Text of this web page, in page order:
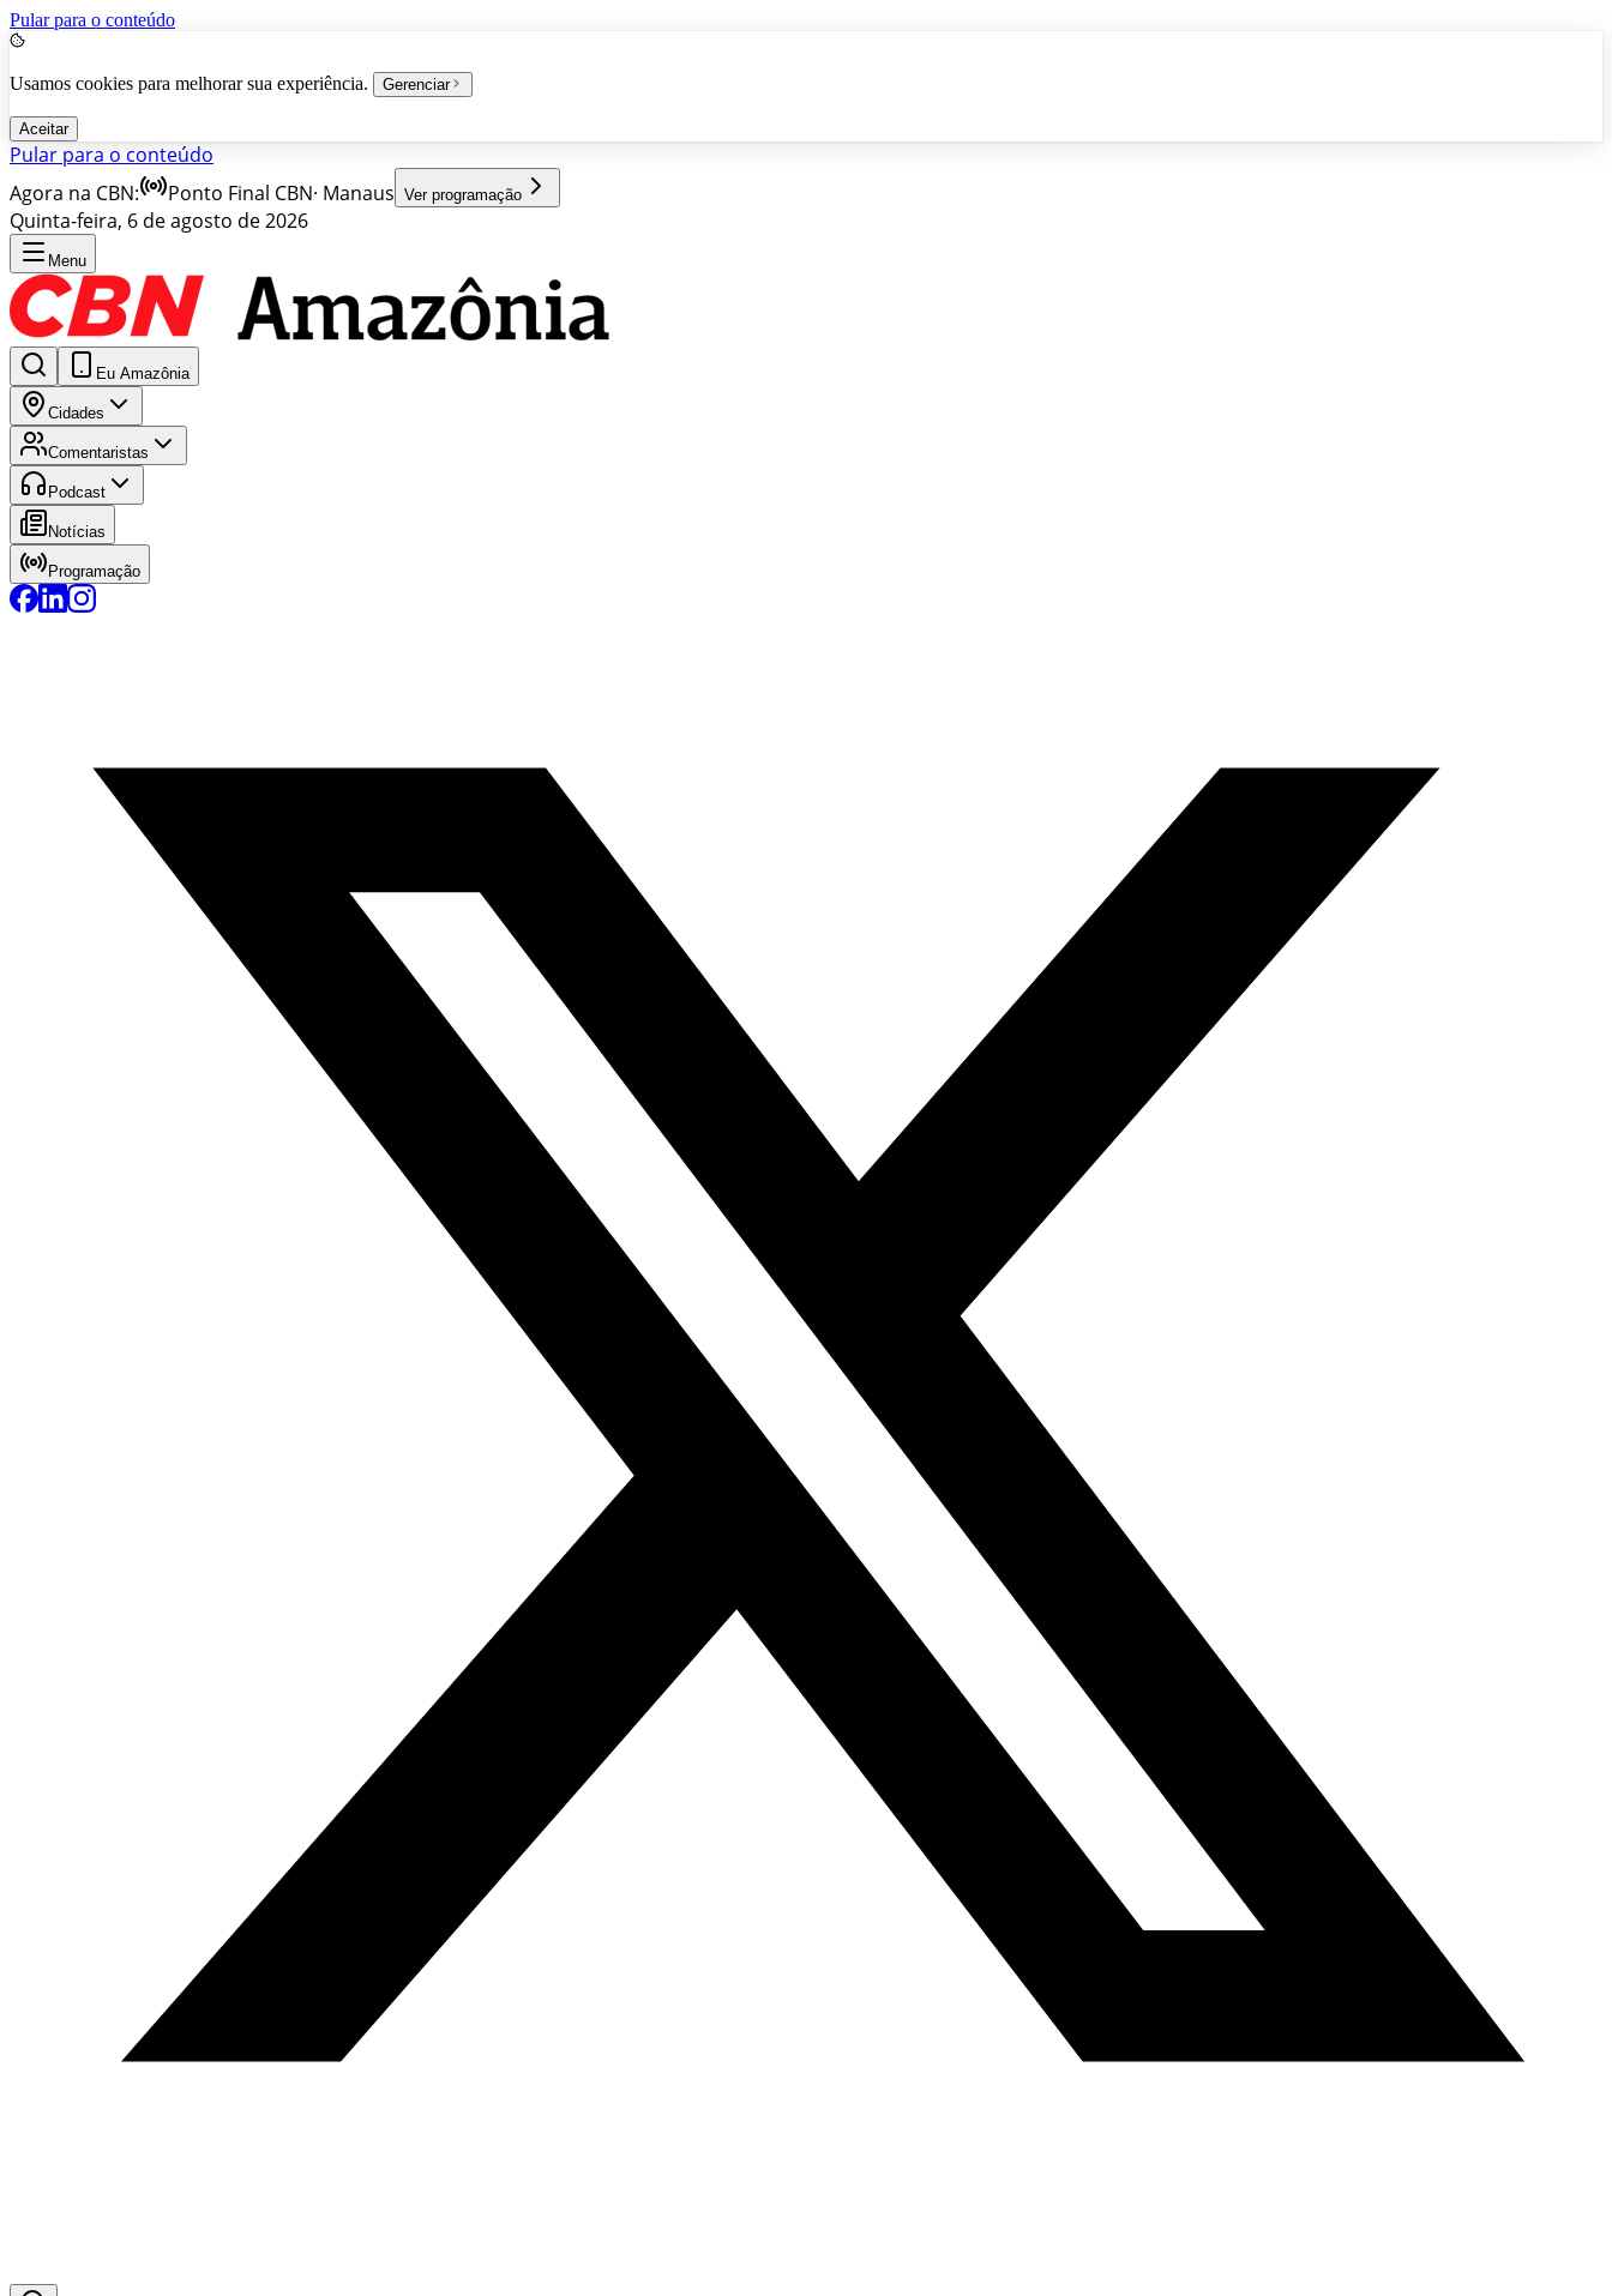
Pular para o conteúdo
Usamos cookies para melhorar sua experiência. Gerenciar
Aceitar
Pular para o conteúdo
Agora na CBN:
Ponto Final CBN· Manaus Ver programação
Quinta-feira, 6 de agosto de 2026
Menu
Eu Amazônia
Cidades
Comentaristas
Podcast
Notícias
Programação